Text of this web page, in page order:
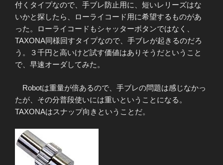
付くタイプなので、手ブレ防止用に、短いレリーズはな
いかと探したら、ローライコード用に希望するものがあ
った。ローライコードもシャッターボタンではなく、
TAXONA同様回すタイプなので、手ブレが起きるのだろ
う。３千円と高いけど試す価値はありそうだということ
で、早速オーダしてみた。
Robotは重量が倍あるので、手ブレの問題は感じなかっ
たが、その分普段使いには重いということになる。
TAXONAはスナップ向きということだ。